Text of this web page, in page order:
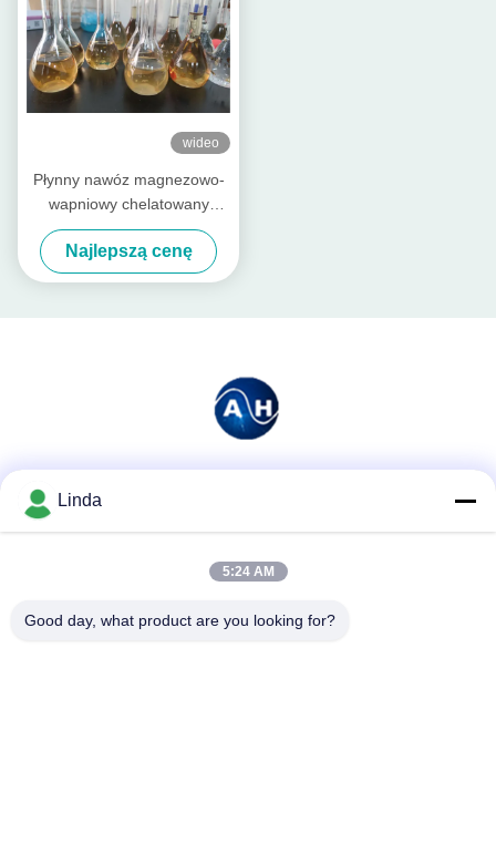
wideo
Płynny nawóz magnezowo-
wapniowy chelatowany
aminokwasami
Najlepszą cenę
Linda
5:24 AM
Good day, what product are you looking for?